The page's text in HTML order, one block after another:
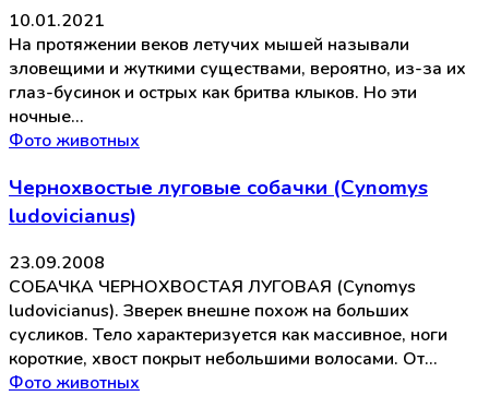
10.01.2021
На протяжении веков летучих мышей называли
зловещими и жуткими существами, вероятно, из-за их
глаз-бусинок и острых как бритва клыков. Но эти
ночные…
Фото животных
Чернохвостые луговые собачки (Cynomys
ludovicianus)
23.09.2008
СОБАЧКА ЧЕРНОХВОСТАЯ ЛУГОВАЯ (Cynomys
ludovicianus). Зверек внешне похож на больших
сусликов. Тело характеризуется как массивное, ноги
короткие, хвост покрыт небольшими волосами. От…
Фото животных